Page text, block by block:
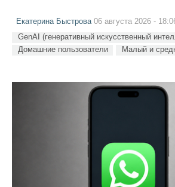
Екатерина Быстрова 06 августа 2026 -
GenAI (генеративный искусственный
Домашние пользователи
Малый и